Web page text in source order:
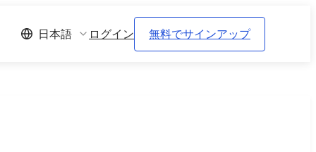
日本語 ログイン 無料でサインアップ